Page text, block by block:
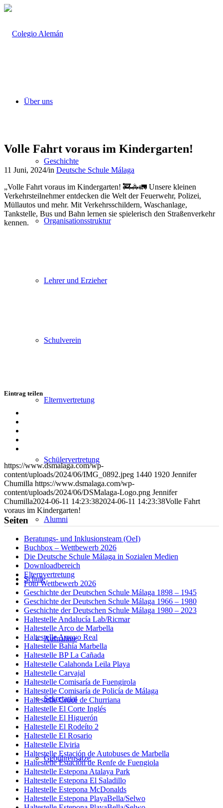
Über uns
Geschichte
Organisationsstruktur
Lehrer und Erzieher
Schulverein
Elternvertretung
Schülervertretung
Alumni
Schule
Aufnahme
Sekretariat
Gebührensätze
Volle Fahrt voraus im Kindergarten!
11 Juni, 2024/in Deutsche Schule Málaga
„Volle Fahrt voraus im Kindergarten! 🚒🚓🚛 Unsere kleinen
Verkehrsteilnehmer entdecken die Welt der Feuerwehr, Polizei,
Müllautos und mehr. Mit Verkehrsschildern, Waschanlage,
Tankstelle, Bus und Bahn lernen sie spielerisch den Straßenverkehr
kennen.
Eintrag teilen
LinkedIn
Mail
teilen
https://www.dsmalaga.com/wp-
content/uploads/2024/06/IMG_0892.jpeg 1440 1920 Jennifer
Chumilla https://www.dsmalaga.com/wp-
content/uploads/2024/06/DSMalaga-Logo.png Jennifer
Chumilla2024-06-11 14:23:382024-06-11 14:23:38Volle Fahrt
voraus im Kindergarten!
Seiten
Beratungs- und Inklusionsteam (OeI)
Buchbox – Wettbewerb 2026
Die Deutsche Schule Málaga in Sozialen Medien
Downloadbereich
Elternvertretung
Foto Wettbewerb 2026
Geschichte der Deutschen Schule Málaga 1898 – 1945
Geschichte der Deutschen Schule Málaga 1966 – 1980
Geschichte der Deutschen Schule Málaga 1980 – 2023
Haltestelle Andalucía Lab/Ricmar
Haltestelle Arco de Marbella
Haltestelle Arroyo Real
Haltestelle Bahía Marbella
Haltestelle BP La Cañada
Haltestelle Calahonda Leila Playa
Haltestelle Carvajal
Haltestelle Comisaría de Fuengirola
Haltestelle Comisaría de Policía de Málaga
Haltestelle Cruce de Churriana
Haltestelle El Corte Inglés
Haltestelle El Higuerón
Haltestelle El Rodeíto 2
Haltestelle El Rosario
Haltestelle Elviria
Haltestelle Estación de Autobuses de Marbella
Haltestelle Estación de Renfe de Fuengiola
Haltestelle Estepona Atalaya Park
Haltestelle Estepona El Saladillo
Haltestelle Estepona McDonalds
Haltestelle Estepona PlayaBella/Selwo